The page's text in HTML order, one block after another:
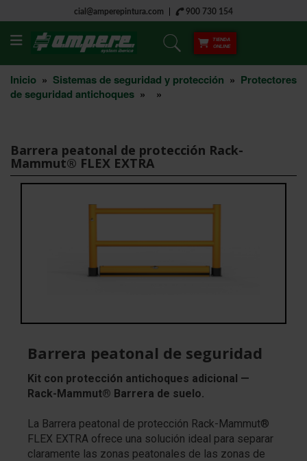
cial@amperepintura.com 900 730 154
TIENDA
ONLINE
Inicio » Sistemas de seguridad y protección » Protectores
de seguridad antichoques » »
Barrera peatonal de protección Rack-
Mammut® FLEX EXTRA
Barrera peatonal de seguridad
Kit con protección antichoques adicional —
Rack-Mammut® Barrera de suelo.
La Barrera peatonal de protección Rack-Mammut®
FLEX EXTRA ofrece una solución ideal para separar
claramente las zonas peatonales de las zonas de